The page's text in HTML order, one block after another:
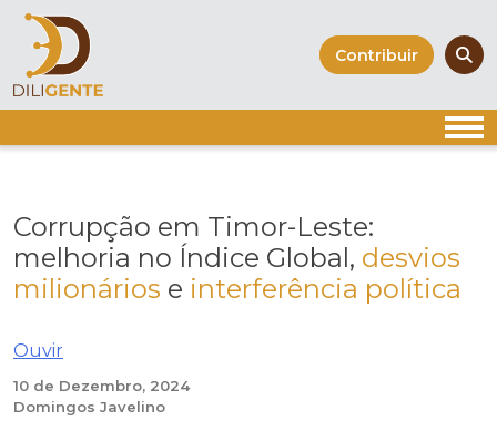
Skip
content
Contribuir
Corrupção em Timor-Leste:
melhoria no Índice Global, desvios
milionários e interferência política
Ouvir
10 de Dezembro, 2024
Domingos Javelino